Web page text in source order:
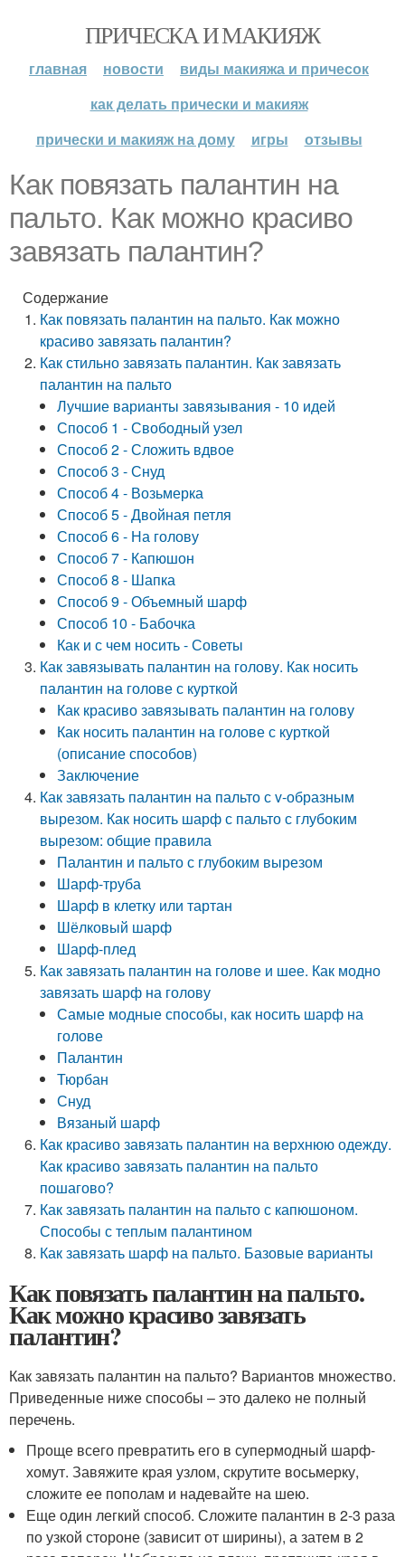
ПРИЧЕСКА И МАКИЯЖ
главная новости
виды макияжа и причесок
как делать прически и макияж
прически и макияж на дому
игры отзывы
Как повязать палантин на
пальто. Как можно красиво
завязать палантин?
Содержание
Как повязать палантин на пальто. Как можно
красиво завязать палантин?
Как стильно завязать палантин. Как завязать
палантин на пальто
Лучшие варианты завязывания - 10 идей
Способ 1 - Свободный узел
Способ 2 - Сложить вдвое
Способ 3 - Снуд
Способ 4 - Возьмерка
Способ 5 - Двойная петля
Способ 6 - На голову
Способ 7 - Капюшон
Способ 8 - Шапка
Способ 9 - Объемный шарф
Способ 10 - Бабочка
Как и с чем носить - Советы
Как завязывать палантин на голову. Как носить
палантин на голове с курткой
Как красиво завязывать палантин на голову
Как носить палантин на голове с курткой
(описание способов)
Заключение
Как завязать палантин на пальто с v-образным
вырезом. Как носить шарф с пальто с глубоким
вырезом: общие правила
Палантин и пальто с глубоким вырезом
Шарф-труба
Шарф в клетку или тартан
Шёлковый шарф
Шарф-плед
Как завязать палантин на голове и шее. Как модно
завязать шарф на голову
Самые модные способы, как носить шарф на
голове
Палантин
Тюрбан
Снуд
Вязаный шарф
Как красиво завязать палантин на верхнюю одежду.
Как красиво завязать палантин на пальто
пошагово?
Как завязать палантин на пальто с капюшоном.
Способы с теплым палантином
Как завязать шарф на пальто. Базовые варианты
Как повязать палантин на пальто.
Как можно красиво завязать
палантин?
Как завязать палантин на пальто? Вариантов множество.
Приведенные ниже способы – это далеко не полный
перечень.
Проще всего превратить его в супермодный шарф-
хомут. Завяжите края узлом, скрутите восьмерку,
сложите ее пополам и надевайте на шею.
Еще один легкий способ. Сложите палантин в 2-3 раза
по узкой стороне (зависит от ширины), а затем в 2